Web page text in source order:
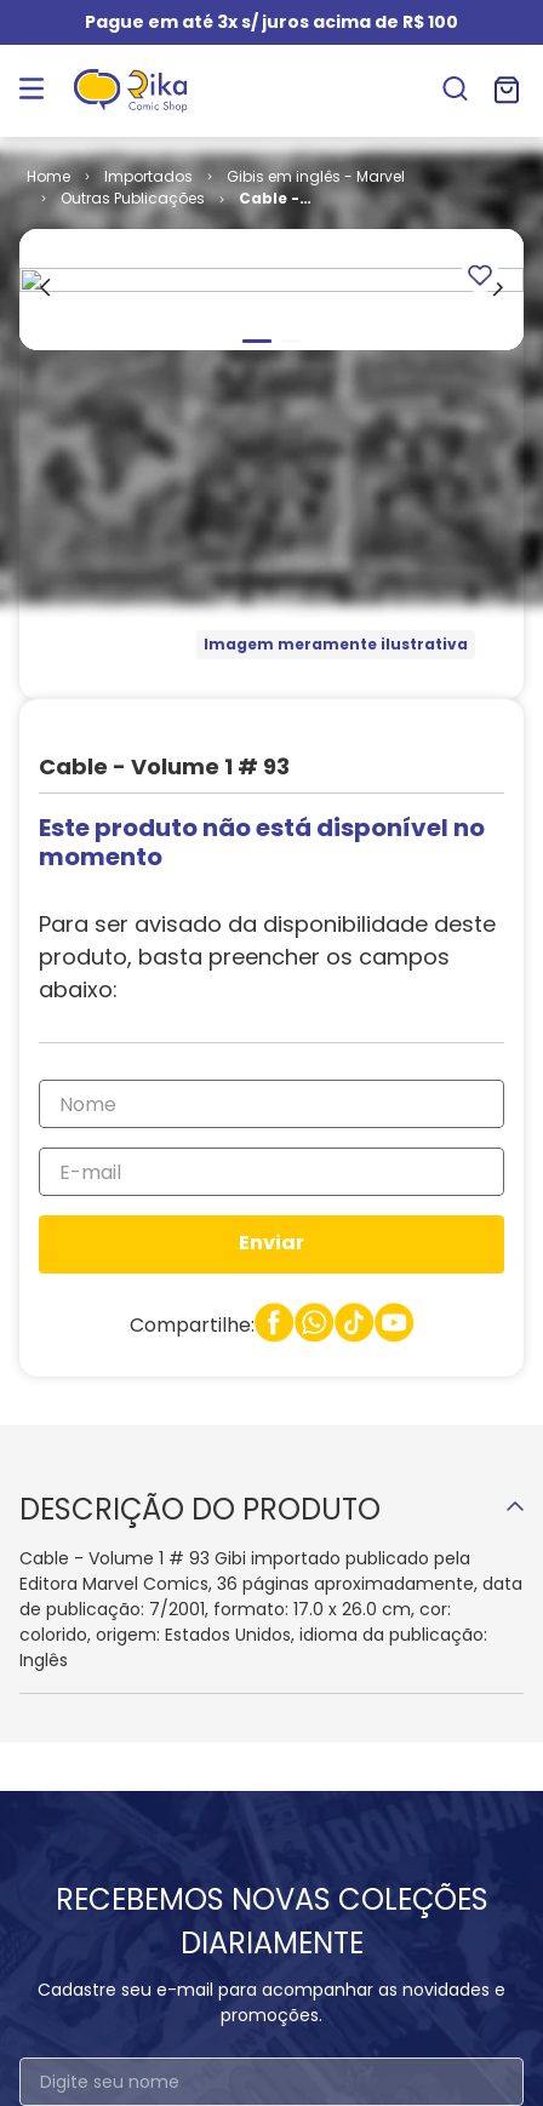
Pague em até 3x s/ juros acima de R$ 100
Importados
Gibis em inglês - Marvel
Outras Publicações
Cable -
Volume 1 # 93
Imagem meramente ilustrativa
Cable - Volume 1 # 93
Este produto não está disponível no
momento
Para ser avisado da disponibilidade deste
produto, basta preencher os campos
abaixo:
Enviar
Compartilhe:
DESCRIÇÃO DO PRODUTO
Cable - Volume 1 # 93 Gibi importado publicado pela
Editora Marvel Comics, 36 páginas aproximadamente, data
de publicação: 7/2001, formato: 17.0 x 26.0 cm, cor:
colorido, origem: Estados Unidos, idioma da publicação:
Inglês
RECEBEMOS NOVAS COLEÇÕES
DIARIAMENTE
Cadastre seu e-mail para acompanhar as novidades e
promoções.